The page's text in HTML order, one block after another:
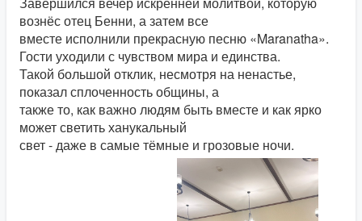
вознёс отец Бенни, а затем все
вместе исполнили прекрасную песню «Maranatha».
Гости уходили с чувством мира и единства.
Такой большой отклик, несмотря на ненастье,
показал сплоченность общины, а
также то, как важно людям быть вместе и как ярко
может светить ханукальный
свет - даже в самые тёмные и грозовые ночи.